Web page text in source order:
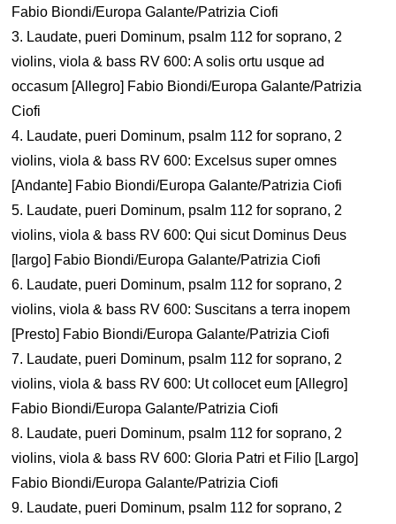
Fabio Biondi/Europa Galante/Patrizia Ciofi
3. Laudate, pueri Dominum, psalm 112 for soprano, 2
violins, viola & bass RV 600: A solis ortu usque ad
occasum [Allegro] Fabio Biondi/Europa Galante/Patrizia
Ciofi
4. Laudate, pueri Dominum, psalm 112 for soprano, 2
violins, viola & bass RV 600: Excelsus super omnes
[Andante] Fabio Biondi/Europa Galante/Patrizia Ciofi
5. Laudate, pueri Dominum, psalm 112 for soprano, 2
violins, viola & bass RV 600: Qui sicut Dominus Deus
[largo] Fabio Biondi/Europa Galante/Patrizia Ciofi
6. Laudate, pueri Dominum, psalm 112 for soprano, 2
violins, viola & bass RV 600: Suscitans a terra inopem
[Presto] Fabio Biondi/Europa Galante/Patrizia Ciofi
7. Laudate, pueri Dominum, psalm 112 for soprano, 2
violins, viola & bass RV 600: Ut collocet eum [Allegro]
Fabio Biondi/Europa Galante/Patrizia Ciofi
8. Laudate, pueri Dominum, psalm 112 for soprano, 2
violins, viola & bass RV 600: Gloria Patri et Filio [Largo]
Fabio Biondi/Europa Galante/Patrizia Ciofi
9. Laudate, pueri Dominum, psalm 112 for soprano, 2